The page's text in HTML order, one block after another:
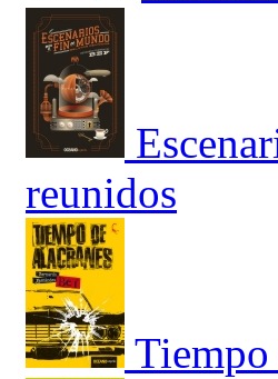
reunidos
Tiempo